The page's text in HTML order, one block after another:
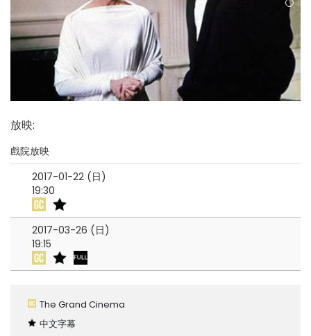
放映:
戲院放映
2017-01-22 (日)
19:30
2017-03-26 (日)
19:15
The Grand Cinema
中文字幕